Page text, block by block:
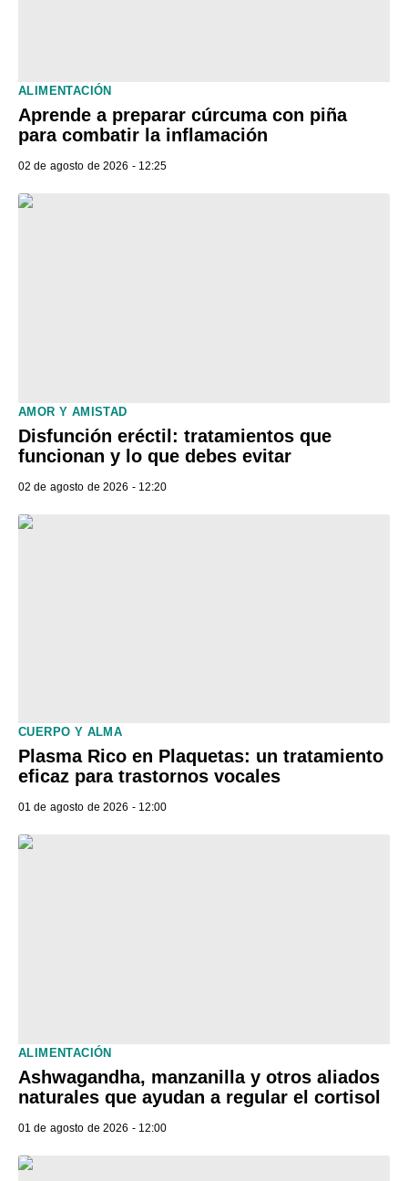
ALIMENTACIÓN
Aprende a preparar cúrcuma con piña
para combatir la inflamación
02 de agosto de 2026 - 12:25
AMOR Y AMISTAD
Disfunción eréctil: tratamientos que
funcionan y lo que debes evitar
02 de agosto de 2026 - 12:20
CUERPO Y ALMA
Plasma Rico en Plaquetas: un tratamiento
eficaz para trastornos vocales
01 de agosto de 2026 - 12:00
ALIMENTACIÓN
Ashwagandha, manzanilla y otros aliados
naturales que ayudan a regular el cortisol
01 de agosto de 2026 - 12:00